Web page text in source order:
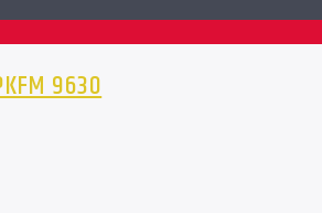
9630